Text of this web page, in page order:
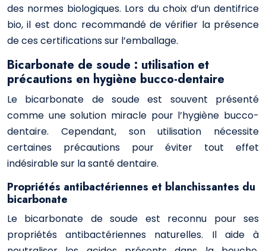
des normes biologiques. Lors du choix d’un dentifrice
bio, il est donc recommandé de vérifier la présence
de ces certifications sur l’emballage.
Bicarbonate de soude : utilisation et
précautions en hygiène bucco-dentaire
Le bicarbonate de soude est souvent présenté
comme une solution miracle pour l’hygiène bucco-
dentaire. Cependant, son utilisation nécessite
certaines précautions pour éviter tout effet
indésirable sur la santé dentaire.
Propriétés antibactériennes et blanchissantes du
bicarbonate
Le bicarbonate de soude est reconnu pour ses
propriétés antibactériennes naturelles. Il aide à